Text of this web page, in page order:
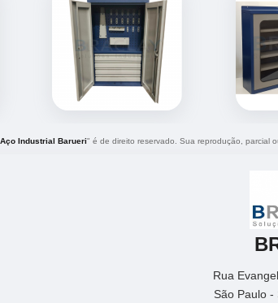
Industrial Barueri" é de direito reservado. Sua reprodução, parcial
Rua
São Paulo -